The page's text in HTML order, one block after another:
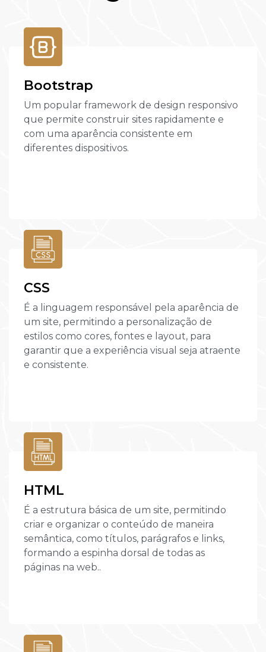
Bootstrap
Um popular framework de design responsivo
que permite construir sites rapidamente e
com uma aparência consistente em
diferentes dispositivos.
CSS
É a linguagem responsável pela aparência de
um site, permitindo a personalização de
estilos como cores, fontes e layout, para
garantir que a experiência visual seja atraente
e consistente.
HTML
É a estrutura básica de um site, permitindo
criar e organizar o conteúdo de maneira
semântica, como títulos, parágrafos e links,
formando a espinha dorsal de todas as
páginas na web..